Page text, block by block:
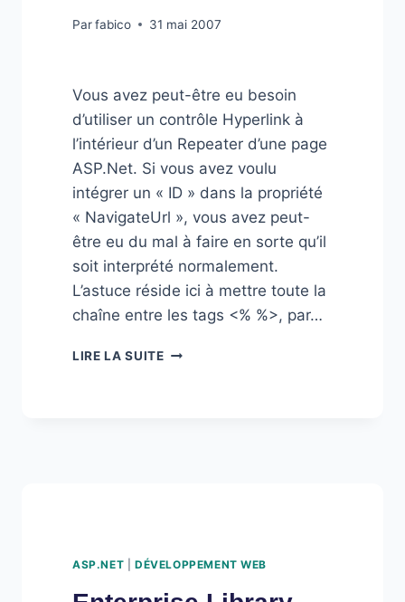
Parfabico 31 mai 2007
Vous avez peut-être eu besoin
d’utiliser un contrôle Hyperlink à
l’intérieur d’un Repeater d’une page
ASP.Net. Si vous avez voulu
intégrer un « ID » dans la propriété
« NavigateUrl », vous avez peut-
être eu du mal à faire en sorte qu’il
soit interprété normalement.
L’astuce réside ici à mettre toute la
chaîne entre les tags <% %>, par…
LIRE LA SUITEREPEATER,
ASP.NET DÉVELOPPEMENT WEB